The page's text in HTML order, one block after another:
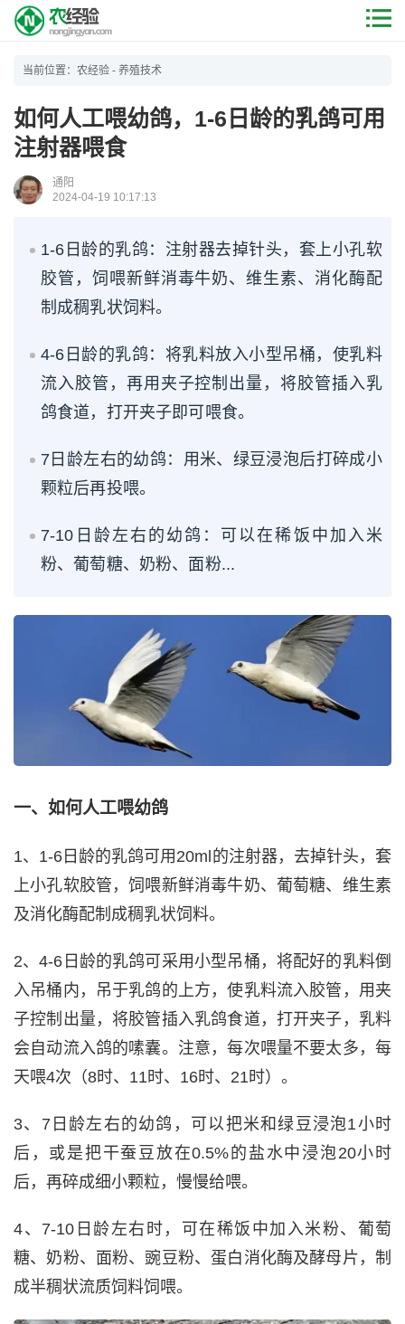
当前位置： 农经验 - 养殖技术
如何人工喂幼鸽，1-6日龄的乳鸽可用
注射器喂食
通阳
2024-04-19 10:17:13
1-6日龄的乳鸽：注射器去掉针头，套上小孔软
胶管，饲喂新鲜消毒牛奶、维生素、消化酶配
制成稠乳状饲料。
4-6日龄的乳鸽：将乳料放入小型吊桶，使乳料
流入胶管，再用夹子控制出量，将胶管插入乳
鸽食道，打开夹子即可喂食。
7日龄左右的幼鸽：用米、绿豆浸泡后打碎成小
颗粒后再投喂。
7-10日龄左右的幼鸽：可以在稀饭中加入米
粉、葡萄糖、奶粉、面粉...
一、如何人工喂幼鸽
1、1-6日龄的乳鸽可用20ml的注射器，去掉针头，套
上小孔软胶管，饲喂新鲜消毒牛奶、葡萄糖、维生素
及消化酶配制成稠乳状饲料。
2、4-6日龄的乳鸽可采用小型吊桶，将配好的乳料倒
入吊桶内，吊于乳鸽的上方，使乳料流入胶管，用夹
子控制出量，将胶管插入乳鸽食道，打开夹子，乳料
会自动流入鸽的嗉囊。注意，每次喂量不要太多，每
天喂4次（8时、11时、16时、21时）。
3、7日龄左右的幼鸽，可以把米和绿豆浸泡1小时
后，或是把干蚕豆放在0.5%的盐水中浸泡20小时
后，再碎成细小颗粒，慢慢给喂。
4、7-10日龄左右时，可在稀饭中加入米粉、葡萄
糖、奶粉、面粉、豌豆粉、蛋白消化酶及酵母片，制
成半稠状流质饲料饲喂。